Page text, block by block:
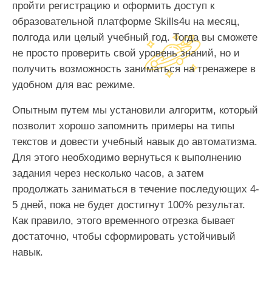
пройти регистрацию и оформить доступ к
образовательной платформе Skills4u на месяц,
полгода или целый учебный год. Тогда вы сможете
не просто проверить свой уровень знаний, но и
получить возможность заниматься на тренажере в
удобном для вас режиме.
Опытным путем мы установили алгоритм, который
позволит хорошо запомнить примеры на типы
текстов и довести учебный навык до автоматизма.
Для этого необходимо вернуться к выполнению
задания через несколько часов, а затем
продолжать заниматься в течение последующих 4-
5 дней, пока не будет достигнут 100% результат.
Как правило, этого временного отрезка бывает
достаточно, чтобы сформировать устойчивый
навык.